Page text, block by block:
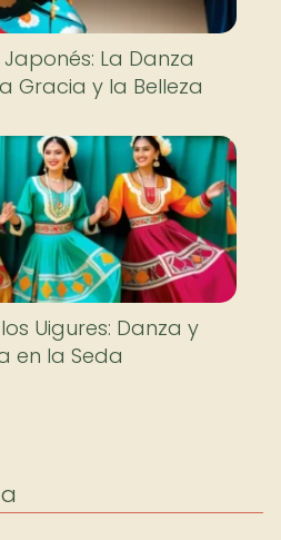
Japonés: La Danza
Gracia y la Belleza
Uigures: Danza y
en la Seda